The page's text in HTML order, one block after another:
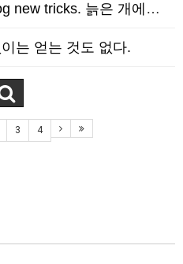
늙은 개에게 새로운 …
는 얻는 것도 없다.
3 4